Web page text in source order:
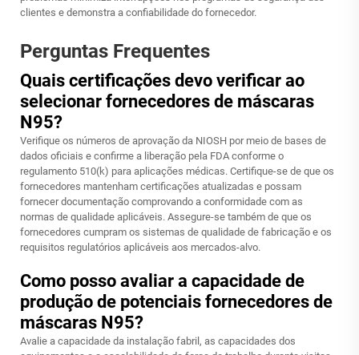
clientes e demonstra a confiabilidade do fornecedor.
Perguntas Frequentes
Quais certificações devo verificar ao
selecionar fornecedores de máscaras
N95?
Verifique os números de aprovação da NIOSH por meio de bases de
dados oficiais e confirme a liberação pela FDA conforme o
regulamento 510(k) para aplicações médicas. Certifique-se de que os
fornecedores mantenham certificações atualizadas e possam
fornecer documentação comprovando a conformidade com as
normas de qualidade aplicáveis. Assegure-se também de que os
fornecedores cumpram os sistemas de qualidade de fabricação e os
requisitos regulatórios aplicáveis aos mercados-alvo.
Como posso avaliar a capacidade de
produção de potenciais fornecedores de
máscaras N95?
Avalie a capacidade da instalação fabril, as capacidades dos